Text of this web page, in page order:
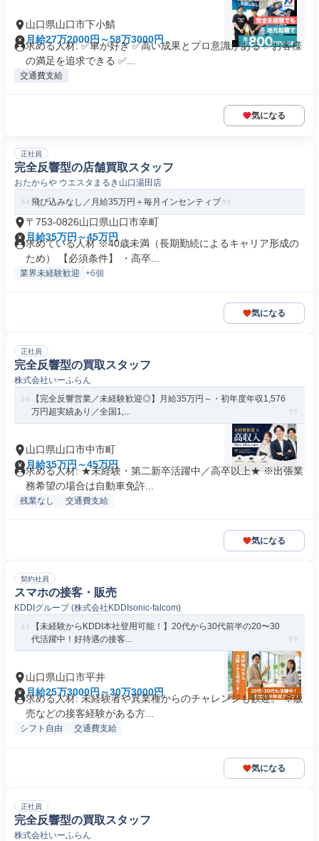
山口県山口市下小鯖
月給27万2000円～58万3000円
求める人材: ✅車が好き ✅高い成果とプロ意識がある ✅お客様
の満足を追求できる ✅...
交通費支給
気になる
正社員
完全反響型の店舗買取スタッフ
おたからや ウエスタまるき山口湯田店
飛び込みなし／月給35万円＋毎月インセンティブ
〒753-0826山口県山口市幸町
月給35万円～45万円
求めている人材 ※40歳未満（長期勤続によるキャリア形成の
ため） 【必須条件】 ・高卒...
業界未経験歓迎 +6個
気になる
正社員
完全反響型の買取スタッフ
株式会社いーふらん
【完全反響営業／未経験歓迎◎】月給35万円～・初年度年収1,576
万円超実績あり／全国1,...
山口県山口市中市町
月給35万円～45万円
求める人材: ★未経験・第二新卒活躍中／高卒以上★ ※出張業
務希望の場合は自動車免許...
残業なし 交通費支給
気になる
契約社員
スマホの接客・販売
KDDIグループ (株式会社KDDIsonic-falcom)
【未経験からKDDI本社登用可能！】20代から30代前半の20〜30
代活躍中！好待遇の接客...
山口県山口市平井
月給25万3000円～30万3000円
求める人材: 未経験者や異業種からのチャレンジも歓迎。 ※販
売などの接客経験がある方...
シフト自由 交通費支給
気になる
正社員
完全反響型の買取スタッフ
株式会社いーふらん